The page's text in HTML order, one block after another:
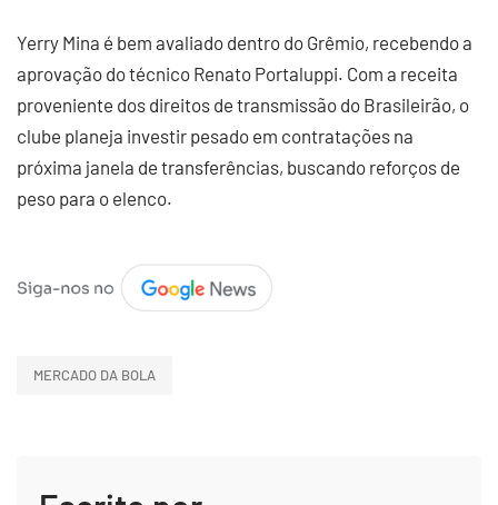
Yerry Mina é bem avaliado dentro do Grêmio, recebendo a
aprovação do técnico Renato Portaluppi. Com a receita
proveniente dos direitos de transmissão do Brasileirão, o
clube planeja investir pesado em contratações na
próxima janela de transferências, buscando reforços de
peso para o elenco.
MERCADO DA BOLA